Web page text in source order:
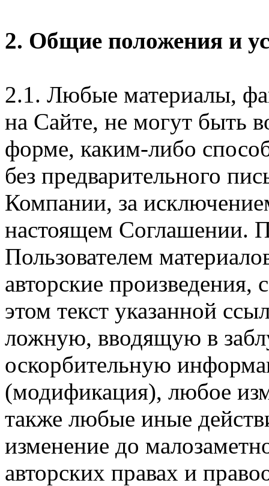
2. Общие положения и
2.1. Любые материалы,
на Сайте, не могут быть
форме, каким-либо
без предварительного
Компании, за
настоящем Соглашении.
Пользователем
авторские произведения,
этом текст указанной
ложную, вводящую в
оскорбительную
(модификация), любое
также любые иные
изменение до
авторских правах и